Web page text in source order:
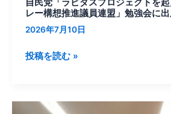
自民党「ラピダスプロジェクトを
レー構想推進議員連盟」勉強会に出
2026年7月10日
ク
ト
起
す
投稿を読む »
「が